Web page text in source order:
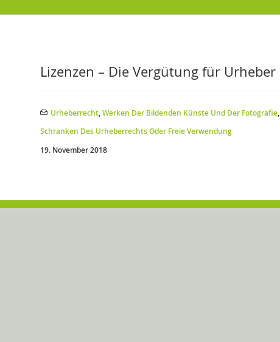
Lizenzen – Die Vergütung für Urheber
Urheberrecht,Werken Der Bildenden Künste Und Der Fotografie,
Schranken Des Urheberrechts Oder Freie Verwendung
19. November 2018